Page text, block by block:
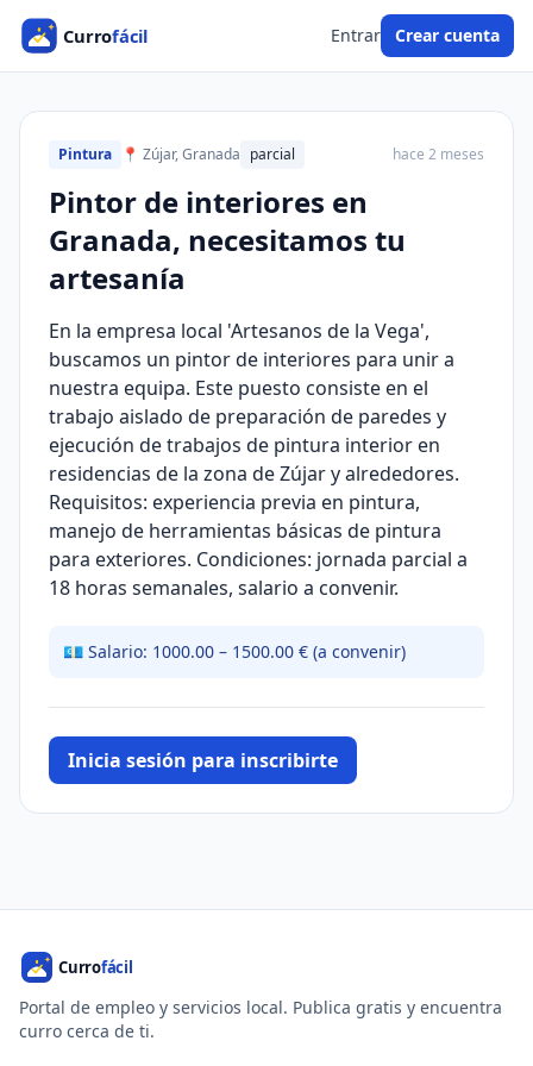
Entrar Crear cuenta
Pintura 📍 Zújar, Granada parcial hace 2 meses
Pintor de interiores en
Granada, necesitamos tu
artesanía
En la empresa local 'Artesanos de la Vega',
buscamos un pintor de interiores para unir a
nuestra equipa. Este puesto consiste en el
trabajo aislado de preparación de paredes y
ejecución de trabajos de pintura interior en
residencias de la zona de Zújar y alrededores.
Requisitos: experiencia previa en pintura,
manejo de herramientas básicas de pintura
para exteriores. Condiciones: jornada parcial a
18 horas semanales, salario a convenir.
💶 Salario: 1000.00 – 1500.00 € (a convenir)
Inicia sesión para inscribirte
Portal de empleo y servicios local. Publica gratis y encuentra
curro cerca de ti.